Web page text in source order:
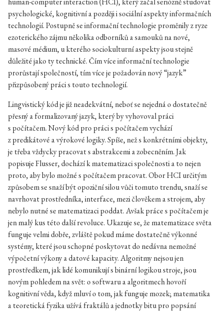
psychologické, kognitivní a později i sociální aspekty informačních
technologií. Postupně se informační technologie proměnily z ryze
ezoterického zájmu několika odborníků a samouků na nové,
masové médium, u kterého sociokulturní aspekty jsou stejně
důležité jako ty technické. Čím více informační technologie
prorůstají společností, tím více je požadován nový “jazyk”
přizpůsobený práci s touto technologií.
Lingvistický kód je již neadekvátní, neboť se nejedná o dostatečně
přesný a formalizovaný jazyk, který by vyhovoval práci
s počítačem. Nový kód pro práci s počítačem vychází
z predikátové a výrokové logiky. Spíše, než s konkrétními objekty,
je třeba vždycky pracovat s abstrakcemi a zobecněním. Jak
popisuje Flusser, dochází k matematizaci společnosti a to nejen
proto, aby bylo možné s počítačem pracovat. Obor HCI určitým
způsobem se snaží být opoziční silou vůči tomuto trendu, snaží se
navrhovat prostředníka, interface, mezi člověkem a strojem, aby
nebylo nutné se matematizaci poddat. Avšak práce s počítačem je
jen malý kus této další revoluce. Ukazuje se, že matematizace světa
funguje velmi dobře, zvláště pokud máme dostatečně výkonné
systémy, které jsou schopné poskytovat do nedávna nemožné
výpočetní výkony a datové kapacity. Algoritmy nejsou jen
prostředkem, jak lidé komunikují s binární logikou stroje, jsou
novým pohledem na svět: o softwaru a algoritmech hovoří
kognitivní věda, když mluví o tom, jak funguje mozek; matematika
a teoretická fyzika užívá fraktálů a jednotky bitu pro popsání